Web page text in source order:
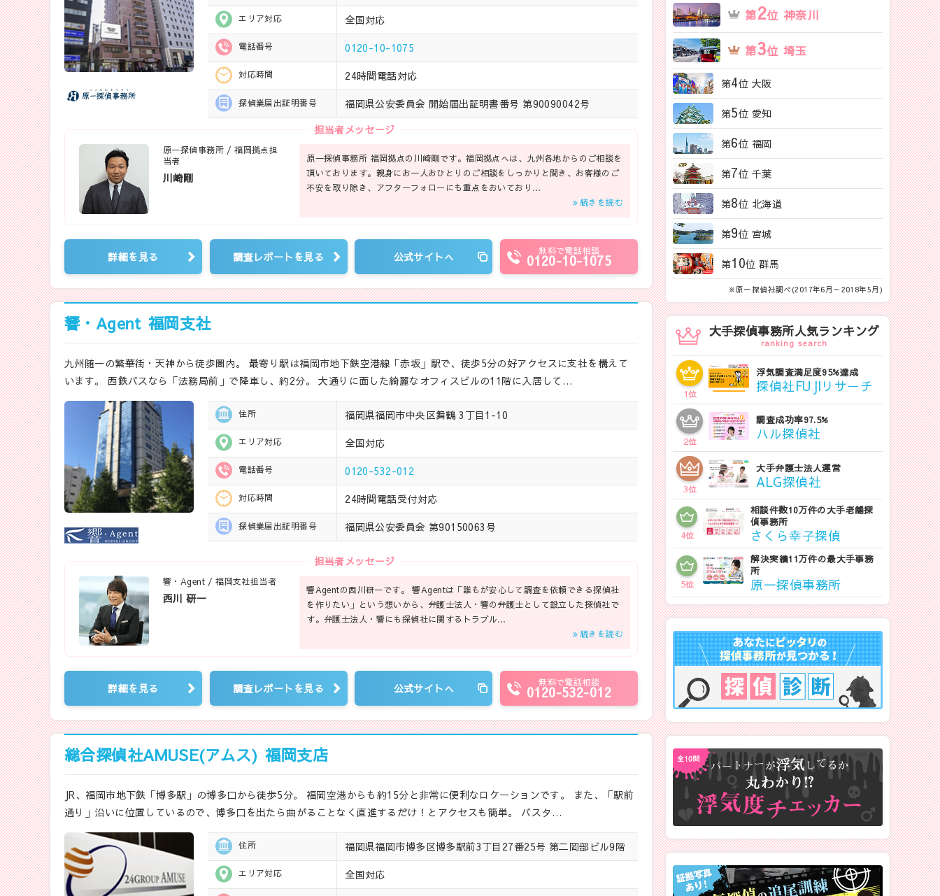
エリア対応 全国対応
電話番号 0120-10-1075
対応時間 24時間電話対応
探偵業届出証明番号
福岡県公安委員会 開始届出証明書番号 第90090042号
担当者メッセージ
原一探偵事務所 / 福岡拠点担
当者
川崎剛
原一探偵事務所 福岡拠点の川崎剛です。福岡拠点へは、九州各地からのご相談を
頂いております。親身にお一人おひとりのご相談をしっかりと聞き、お客様のご
不安を取り除き、アフターフォローにも重点をおいており…
続きを読む
詳細を見る 調査レポートを見る 公式サイトへ 無料で電話相談
0120-10-1075
響・Agent 福岡支社
九州随一の繁華街・天神から徒歩圏内。 最寄り駅は福岡市地下鉄空港線「赤坂」駅で、徒歩5分の好アクセスに支社を構えて
います。 西鉄バスなら「法務局前」で降車し、約2分。 大通りに面した綺麗なオフィスビルの11階に入居して…
住所 福岡県福岡市中央区舞鶴 3丁目1-10
エリア対応 全国対応
電話番号 0120-532-012
対応時間 24時間電話受付対応
探偵業届出証明番号 福岡県公安委員会 第90150063号
担当者メッセージ
響・Agent / 福岡支社担当者
西川 研一
響Agentの西川研一です。 響Agentは「誰もが安心して調査を依頼できる探偵社
を作りたい」という想いから、弁護士法人・響の弁護士として設立した探偵社で
す。弁護士法人・響にも探偵社に関するトラブル…
続きを読む
詳細を見る 調査レポートを見る 公式サイトへ 無料で電話相談
0120-532-012
総合探偵社AMUSE(アムス) 福岡支店
JR、福岡市地下鉄「博多駅」の博多口から徒歩5分。 福岡空港からも約15分と非常に便利なロケーションです。 また、「駅前
通り」沿いに位置しているので、博多口を出たら曲がることなく直進するだけ！とアクセスも簡単。 バスタ…
住所 福岡県福岡市博多区博多駅前3丁目27番25号 第二岡部ビル9階
エリア対応 全国対応
第2位 神奈川
第3位 埼玉
第4位 大阪
第5位 愛知
第6位 福岡
第7位 千葉
第8位 北海道
第9位 宮城
第10位 群馬
※原一探偵社調べ(2017年6月～2018年5月)
大手探偵事務所人気ランキング
ranking search
1位
浮気調査満足度95%達成
探偵社FUJIリサーチ
2位
調査成功率97.5%
ハル探偵社
3位
大手弁護士法人運営
ALG探偵社
4位
相談件数10万件の大手老舗探
偵事務所
さくら幸子探偵
5位
解決実績11万件の最大手事務
所
原一探偵事務所